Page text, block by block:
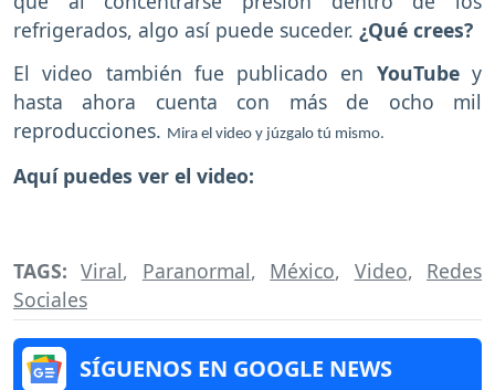
refrigerados, algo así puede suceder. ¿Qué crees?
El video también fue publicado en YouTubey
hasta ahora cuenta con más de ocho mil
reproducciones. Mira el video y júzgalo tú mismo.
Aquí puedes ver el video:
TAGS:Viral, Paranormal, México, Video, Redes
Sociales
SÍGUENOS EN GOOGLE NEWS